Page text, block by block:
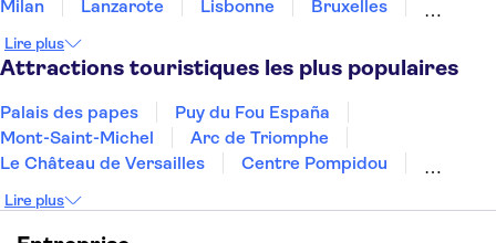
Milan
Lanzarote Lisbonne
Bruxelles
Dubai
Copenhague Minorque Montpellier
Lire plus
Attractions touristiques les plus populaires
Palais des papes
Puy du Fou España
Mont-Saint-Michel
Arc de Triomphe
Le Château de Versailles
Centre Pompidou
La Chapelle Sixtine
Musée du Louvre
Lire plus